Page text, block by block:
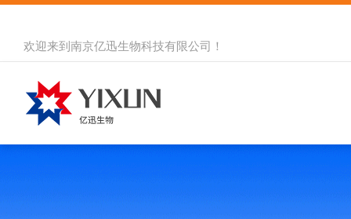
欢迎来到 南京亿迅生物科技有限公司 ！